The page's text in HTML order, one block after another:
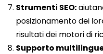
Strumenti SEO:
posizionamento dei
risultati dei motori di
Supporto